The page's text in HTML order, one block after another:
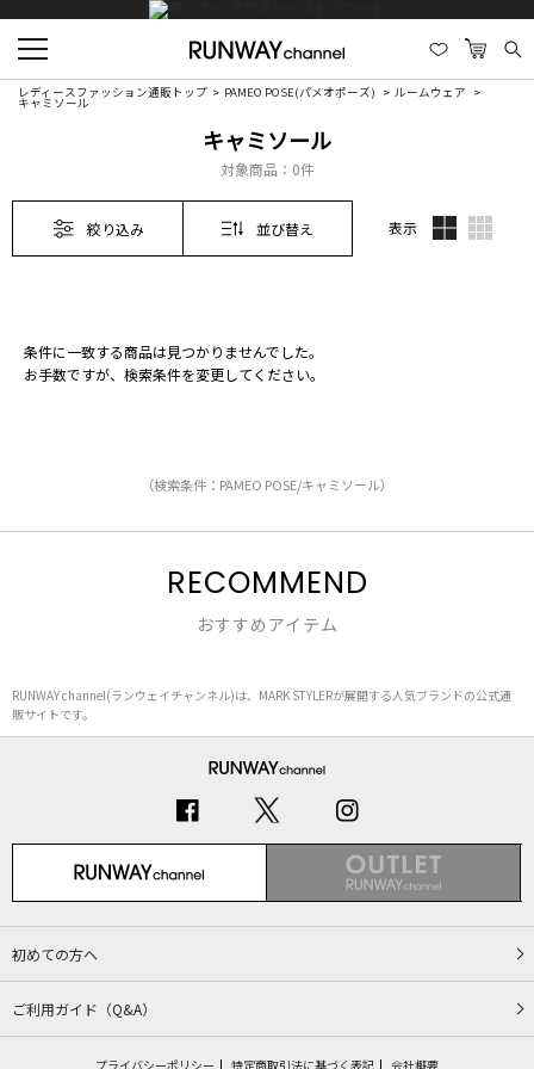
レディースファッション通販トップ PAMEO POSE(パメオポーズ) ルームウェア
キャミソール
キャミソール
対象商品： 0件
絞り込み 並び替え 表示
条件に一致する商品は見つかりませんでした。
お手数ですが、検索条件を変更してください。
（検索条件：PAMEO POSE/キャミソール）
RECOMMEND
おすすめアイテム
RUNWAY channel(ランウェイチャンネル)は、MARK STYLERが展開する人気ブランドの公式通
販サイトです。
初めての方へ
ご利用ガイド（Q&A）
プライバシーポリシー 特定商取引法に基づく表記 会社概要